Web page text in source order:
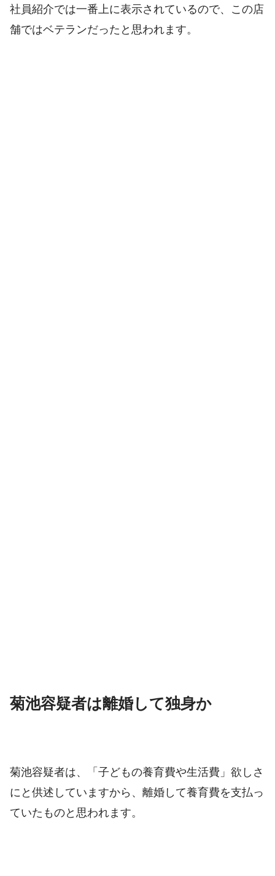
社員紹介では一番上に表示されているので、この店
舗ではベテランだったと思われます。
菊池容疑者は離婚して独身か
菊池容疑者は、「子どもの養育費や生活費」欲しさ
にと供述していますから、離婚して養育費を支払っ
ていたものと思われます。